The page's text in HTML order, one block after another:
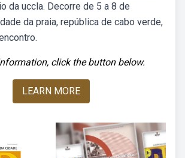
da uccla. Decorre de 5 a 8 de
da praia, república de cabo verde,
click the button below.
LEARN MORE